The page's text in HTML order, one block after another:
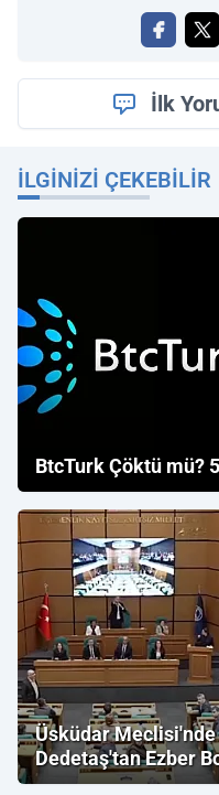
İlk
İLGINIZI ÇEKEBILIR
BtcTurk Çöktü mü?
Üsküdar
Dedetaş'tan Ezber
"İmamoğlu" Çıkışı!